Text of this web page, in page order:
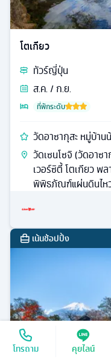
โทรถาม คุยไลน์
โตเกียว
ทัวร์ญี่ปุ่น
ส.ค. / ก.ย.
ที่พักระดับ
วัดอาซากุสะ หมู่บ้าน
วัดเซนโซจิ (วัดอาซ
เวอร์ซิตี้ โตเกียว พ
พิพิธภัณฑ์แผ่นดินไ
เน้นช้อปปิ้ง